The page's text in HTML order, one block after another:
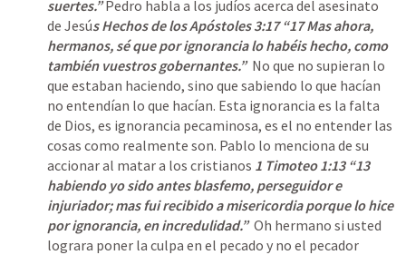
suertes.” Pedro habla a los judíos acerca del asesinato
de Jesús Hechos de los Apóstoles 3:17 “17 Mas ahora,
hermanos, sé que por ignorancia lo habéis hecho, como
también vuestros gobernantes.” No que no supieran lo
que estaban haciendo, sino que sabiendo lo que hacían
no entendían lo que hacían. Esta ignorancia es la falta
de Dios, es ignorancia pecaminosa, es el no entender las
cosas como realmente son. Pablo lo menciona de su
accionar al matar a los cristianos 1 Timoteo 1:13 “13
habiendo yo sido antes blasfemo, perseguidor e
injuriador; mas fui recibido a misericordia porque lo hice
por ignorancia, en incredulidad.” Oh hermano si usted
lograra poner la culpa en el pecado y no el pecador